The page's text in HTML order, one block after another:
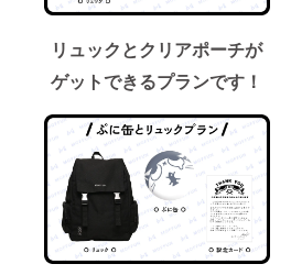
リュックとクリアポーチが
ゲットできるプランです！